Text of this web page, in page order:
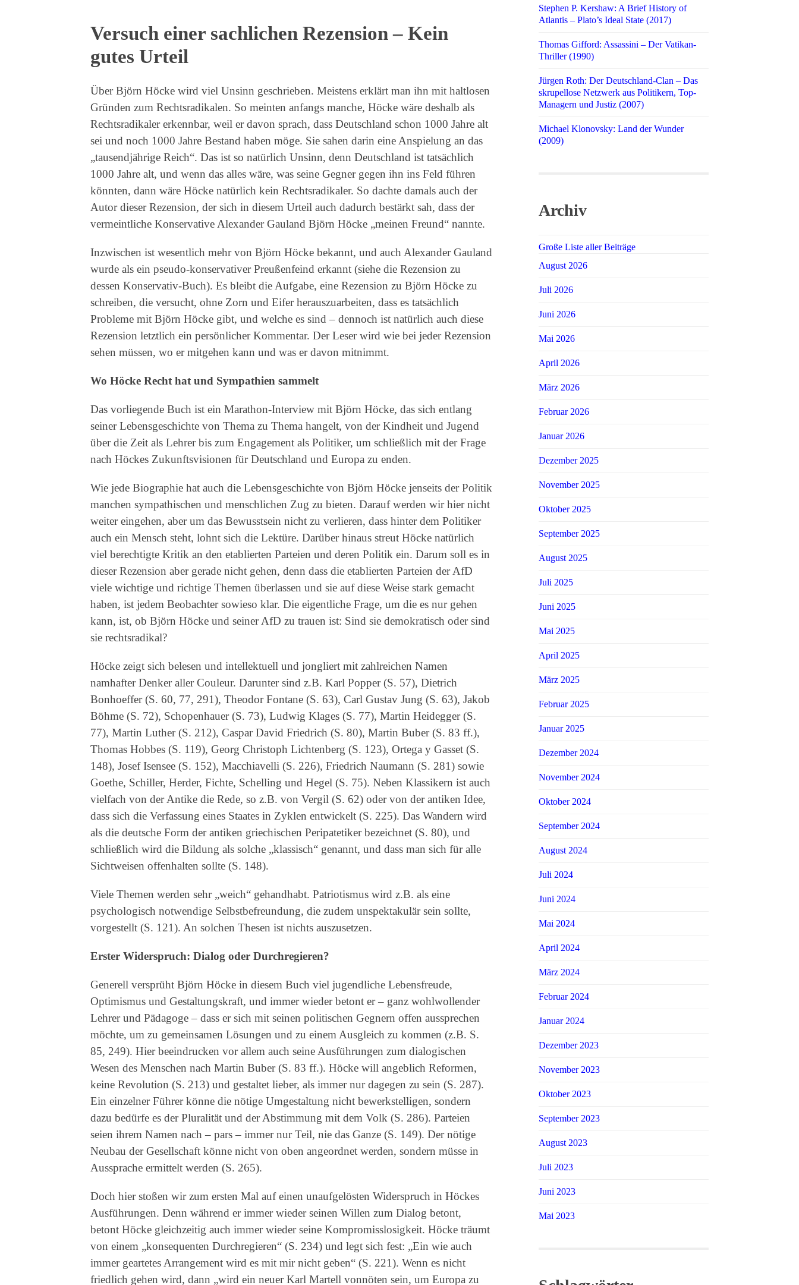
Versuch einer sachlichen Rezension – Kein
gutes Urteil
Über Björn Höcke wird viel Unsinn geschrieben. Meistens erklärt man ihn mit haltlosen
Gründen zum Rechtsradikalen. So meinten anfangs manche, Höcke wäre deshalb als
Rechtsradikaler erkennbar, weil er davon sprach, dass Deutschland schon 1000 Jahre alt
sei und noch 1000 Jahre Bestand haben möge. Sie sahen darin eine Anspielung an das
„tausendjährige Reich“. Das ist so natürlich Unsinn, denn Deutschland ist tatsächlich
1000 Jahre alt, und wenn das alles wäre, was seine Gegner gegen ihn ins Feld führen
könnten, dann wäre Höcke natürlich kein Rechtsradikaler. So dachte damals auch der
Autor dieser Rezension, der sich in diesem Urteil auch dadurch bestärkt sah, dass der
vermeintliche Konservative Alexander Gauland Björn Höcke „meinen Freund“ nannte.
Inzwischen ist wesentlich mehr von Björn Höcke bekannt, und auch Alexander Gauland
wurde als ein pseudo-konservativer Preußenfeind erkannt (siehe die Rezension zu
dessen Konservativ-Buch). Es bleibt die Aufgabe, eine Rezension zu Björn Höcke zu
schreiben, die versucht, ohne Zorn und Eifer herauszuarbeiten, dass es tatsächlich
Probleme mit Björn Höcke gibt, und welche es sind – dennoch ist natürlich auch diese
Rezension letztlich ein persönlicher Kommentar. Der Leser wird wie bei jeder Rezension
sehen müssen, wo er mitgehen kann und was er davon mitnimmt.
Wo Höcke Recht hat und Sympathien sammelt
Das vorliegende Buch ist ein Marathon-Interview mit Björn Höcke, das sich entlang
seiner Lebensgeschichte von Thema zu Thema hangelt, von der Kindheit und Jugend
über die Zeit als Lehrer bis zum Engagement als Politiker, um schließlich mit der Frage
nach Höckes Zukunftsvisionen für Deutschland und Europa zu enden.
Wie jede Biographie hat auch die Lebensgeschichte von Björn Höcke jenseits der Politik
manchen sympathischen und menschlichen Zug zu bieten. Darauf werden wir hier nicht
weiter eingehen, aber um das Bewusstsein nicht zu verlieren, dass hinter dem Politiker
auch ein Mensch steht, lohnt sich die Lektüre. Darüber hinaus streut Höcke natürlich
viel berechtigte Kritik an den etablierten Parteien und deren Politik ein. Darum soll es in
dieser Rezension aber gerade nicht gehen, denn dass die etablierten Parteien der AfD
viele wichtige und richtige Themen überlassen und sie auf diese Weise stark gemacht
haben, ist jedem Beobachter sowieso klar. Die eigentliche Frage, um die es nur gehen
kann, ist, ob Björn Höcke und seiner AfD zu trauen ist: Sind sie demokratisch oder sind
sie rechtsradikal?
Höcke zeigt sich belesen und intellektuell und jongliert mit zahlreichen Namen
namhafter Denker aller Couleur. Darunter sind z.B. Karl Popper (S. 57), Dietrich
Bonhoeffer (S. 60, 77, 291), Theodor Fontane (S. 63), Carl Gustav Jung (S. 63), Jakob
Böhme (S. 72), Schopenhauer (S. 73), Ludwig Klages (S. 77), Martin Heidegger (S.
77), Martin Luther (S. 212), Caspar David Friedrich (S. 80), Martin Buber (S. 83 ff.),
Thomas Hobbes (S. 119), Georg Christoph Lichtenberg (S. 123), Ortega y Gasset (S.
148), Josef Isensee (S. 152), Macchiavelli (S. 226), Friedrich Naumann (S. 281) sowie
Goethe, Schiller, Herder, Fichte, Schelling und Hegel (S. 75). Neben Klassikern ist auch
vielfach von der Antike die Rede, so z.B. von Vergil (S. 62) oder von der antiken Idee,
dass sich die Verfassung eines Staates in Zyklen entwickelt (S. 225). Das Wandern wird
als die deutsche Form der antiken griechischen Peripatetiker bezeichnet (S. 80), und
schließlich wird die Bildung als solche „klassisch“ genannt, und dass man sich für alle
Sichtweisen offenhalten sollte (S. 148).
Viele Themen werden sehr „weich“ gehandhabt. Patriotismus wird z.B. als eine
psychologisch notwendige Selbstbefreundung, die zudem unspektakulär sein sollte,
vorgestellt (S. 121). An solchen Thesen ist nichts auszusetzen.
Erster Widerspruch: Dialog oder Durchregieren?
Generell versprüht Björn Höcke in diesem Buch viel jugendliche Lebensfreude,
Optimismus und Gestaltungskraft, und immer wieder betont er – ganz wohlwollender
Lehrer und Pädagoge – dass er sich mit seinen politischen Gegnern offen aussprechen
möchte, um zu gemeinsamen Lösungen und zu einem Ausgleich zu kommen (z.B. S.
85, 249). Hier beeindrucken vor allem auch seine Ausführungen zum dialogischen
Wesen des Menschen nach Martin Buber (S. 83 ff.). Höcke will angeblich Reformen,
keine Revolution (S. 213) und gestaltet lieber, als immer nur dagegen zu sein (S. 287).
Ein einzelner Führer könne die nötige Umgestaltung nicht bewerkstelligen, sondern
dazu bedürfe es der Pluralität und der Abstimmung mit dem Volk (S. 286). Parteien
seien ihrem Namen nach – pars – immer nur Teil, nie das Ganze (S. 149). Der nötige
Neubau der Gesellschaft könne nicht von oben angeordnet werden, sondern müsse in
Aussprache ermittelt werden (S. 265).
Doch hier stoßen wir zum ersten Mal auf einen unaufgelösten Widerspruch in Höckes
Ausführungen. Denn während er immer wieder seinen Willen zum Dialog betont,
betont Höcke gleichzeitig auch immer wieder seine Kompromisslosigkeit. Höcke träumt
von einem „konsequenten Durchregieren“ (S. 234) und legt sich fest: „Ein wie auch
immer geartetes Arrangement wird es mit mir nicht geben“ (S. 221). Wenn es nicht
friedlich gehen wird, dann „wird ein neuer Karl Martell vonnöten sein, um Europa zu
Stephen P. Kershaw: A Brief History of
Atlantis – Plato’s Ideal State (2017)
Thomas Gifford: Assassini – Der Vatikan-
Thriller (1990)
Jürgen Roth: Der Deutschland-Clan – Das
skrupellose Netzwerk aus Politikern, Top-
Managern und Justiz (2007)
Michael Klonovsky: Land der Wunder
(2009)
Archiv
Große Liste aller Beiträge
August 2026
Juli 2026
Juni 2026
Mai 2026
April 2026
März 2026
Februar 2026
Januar 2026
Dezember 2025
November 2025
Oktober 2025
September 2025
August 2025
Juli 2025
Juni 2025
Mai 2025
April 2025
März 2025
Februar 2025
Januar 2025
Dezember 2024
November 2024
Oktober 2024
September 2024
August 2024
Juli 2024
Juni 2024
Mai 2024
April 2024
März 2024
Februar 2024
Januar 2024
Dezember 2023
November 2023
Oktober 2023
September 2023
August 2023
Juli 2023
Juni 2023
Mai 2023